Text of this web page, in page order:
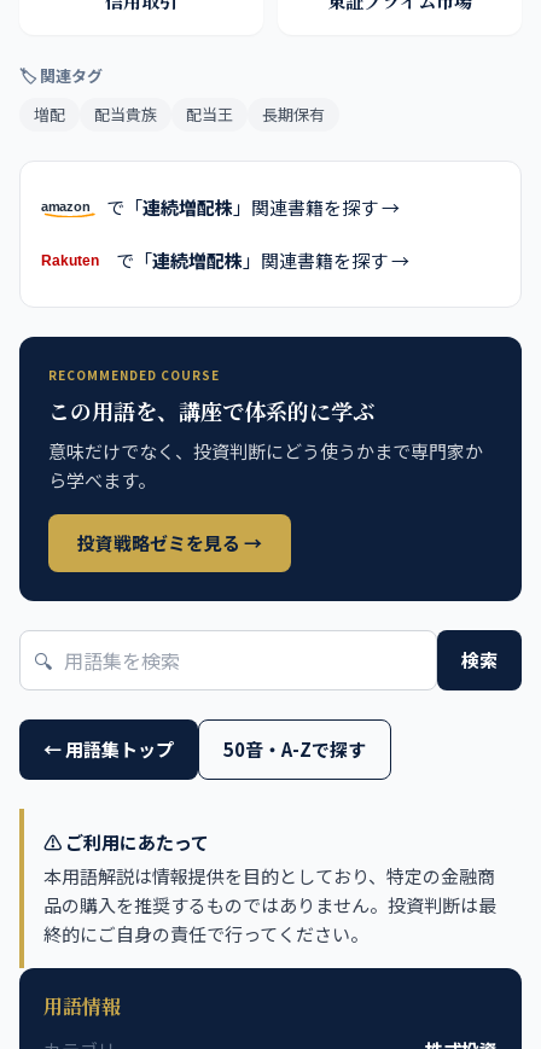
🏷 関連タグ
増配
配当貴族 配当王 長期保有
で「連続増配株」関連書籍を探す →
で「連続増配株」関連書籍を探す →
RECOMMENDED COURSE
この用語を、講座で体系的に学ぶ
意味だけでなく、投資判断にどう使うかまで専門家か
ら学べます。
投資戦略ゼミを見る →
🔍 検索
← 用語集トップ 50音・A-Zで探す
⚠️ ご利用にあたって
本用語解説は情報提供を目的としており、特定の金融商
品の購入を推奨するものではありません。投資判断は最
終的にご自身の責任で行ってください。
用語情報